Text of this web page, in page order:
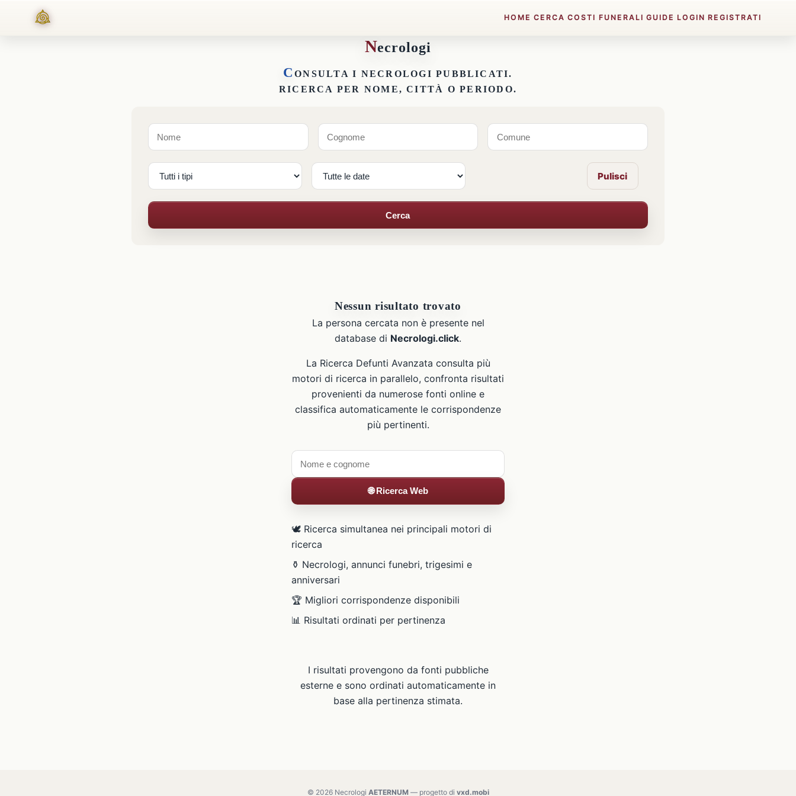
HOME CERCA COSTI FUNERALI GUIDE LOGIN REGISTRATI
Necrologi
C ONSULTA I NECROLOGI PUBBLICATI.
RICERCA PER NOME, CITTÀ O PERIODO.
Pulisci
Cerca
Nessun risultato trovato
La persona cercata non è presente nel
database di Necrologi.click.
La Ricerca Defunti Avanzata consulta più
motori di ricerca in parallelo, confronta risultati
provenienti da numerose fonti online e
classifica automaticamente le corrispondenze
più pertinenti.
🌐 Ricerca Web
🕊️ Ricerca simultanea nei principali motori di
ricerca
⚱️ Necrologi, annunci funebri, trigesimi e
anniversari
🏆 Migliori corrispondenze disponibili
📊 Risultati ordinati per pertinenza
I risultati provengono da fonti pubbliche
esterne e sono ordinati automaticamente in
base alla pertinenza stimata.
© 2026 Necrologi AETERNUM— progetto di vxd.mobi